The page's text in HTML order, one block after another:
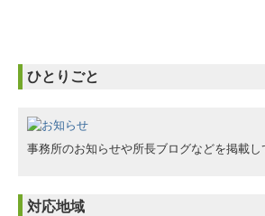
ひとりごと
事務所のお知らせや所長ブログなどを掲載し
対応地域